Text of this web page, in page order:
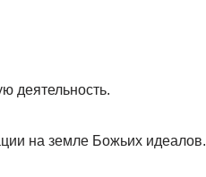
деятельность.
на земле Божьих идеалов.